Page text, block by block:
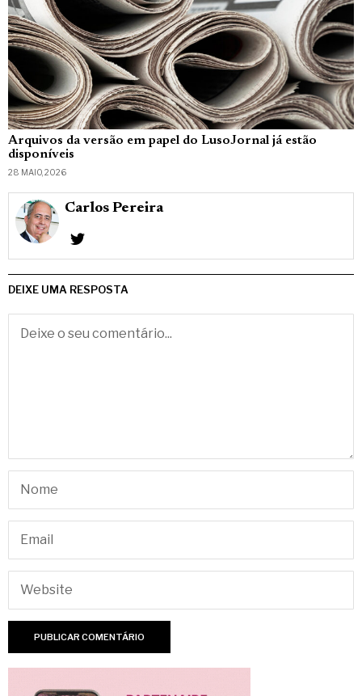
Arquivos da versão em papel do LusoJornal já estão
disponíveis
28 MAIO, 2026
Carlos Pereira
DEIXE UMA RESPOSTA